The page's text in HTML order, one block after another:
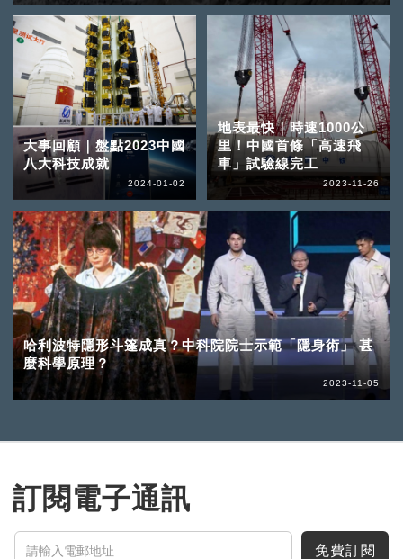
大事回顧｜盤點2023中國
八大科技成就
2024-01-02
地表最快｜時速1000公
里！中國首條「高速飛
車」試驗線完工
2023-11-26
哈利波特隱形斗篷成真？中科院院士示範「隱身術」 甚
麼科學原理？
2023-11-05
訂閱電子通訊
免費訂閱